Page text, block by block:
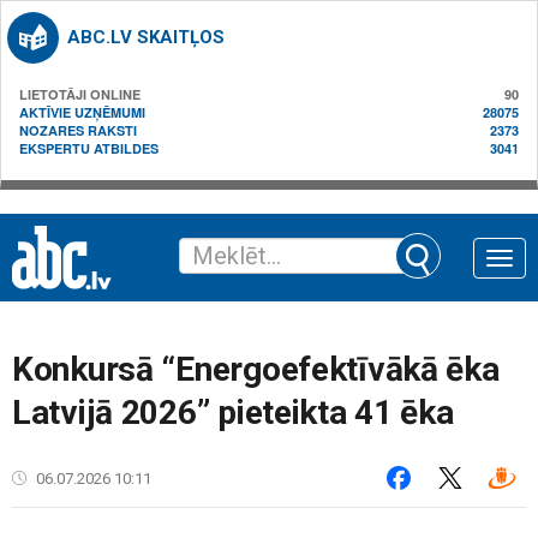
ABC.LV SKAITĻOS
LIETOTĀJI ONLINE
90
AKTĪVIE UZŅĒMUMI
28075
NOZARES RAKSTI
2373
EKSPERTU ATBILDES
3041
Toggle
Konkursā “Energoefektīvākā ēka
Latvijā 2026” pieteikta 41 ēka
06.07.2026 10:11